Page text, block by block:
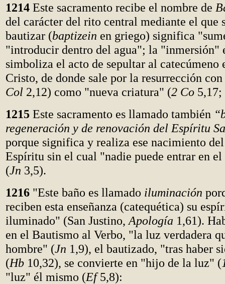
1214 Este sacramento recibe el nombre de
del carácter del rito central mediante el que
bautizar (baptizein en griego) significa
"introducir dentro del agua"; la "inmersión"
simboliza el acto de sepultar al catecúmeno
Cristo, de donde sale por la resurrección
Col 2,12) como "nueva criatura" (2 Co 5,17;
1215 Este sacramento es llamado también
regeneración y de renovación del Espíritu
porque significa y realiza ese nacimiento
Espíritu sin el cual "nadie puede entrar en
(Jn 3,5).
1216 "Este baño es llamado iluminación
reciben esta enseñanza (catequética) su
iluminado" (San Justino, Apología 1,61).
en el Bautismo al Verbo, "la luz verdadera
hombre" (Jn 1,9), el bautizado, "tras haber
(Hb 10,32), se convierte en "hijo de la luz" (
"luz" él mismo (Ef5,8):